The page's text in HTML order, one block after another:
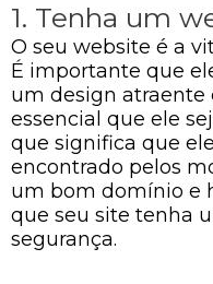
1. Tenha um
O seu website é a
É importante que
um design atraente
essencial que ele
que significa que
encontrado pelos
um bom domínio e
que seu site tenha
segurança.